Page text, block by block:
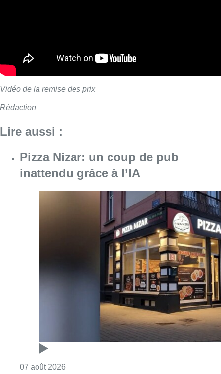
Vidéo de la remise des prix
Rédaction
Lire aussi :
Pizza Nizar: un coup de pub
inattendu grâce à l’IA
07 août 2026